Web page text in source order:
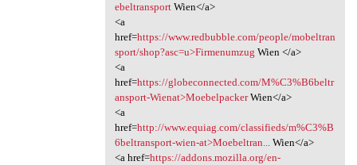
ebeltransportWien</a>
<a
href=https://www.redbubble.com/people/mobeltran
sport/shop?asc=u>Firmenumzug Wien </a>
<a
href=https://globeconnected.com/M%C3%B6beltr
ansport-Wienat>MoebelpackerWien</a>
<a
href=http://www.equiag.com/classifieds/m%C3%B
6beltransport-wien-at>Moebeltran...Wien</a>
<a href=https://addons.mozilla.org/en-